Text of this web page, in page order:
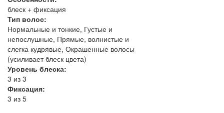
блеск + фиксация
Тип волос:
Нормальные и тонкие, Густые и
непослушные, Прямые, волнистые и
слегка кудрявые, Окрашенные волосы
(усиливает блеск цвета)
Уровень блеска:
3 из 3
Фиксация:
3 из 5